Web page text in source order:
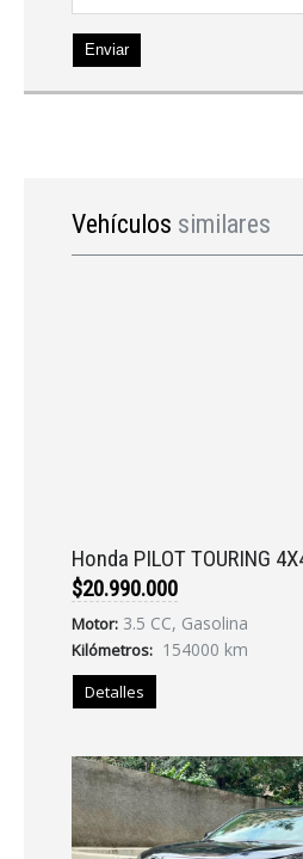
Enviar
Vehículos similares
Honda PILOT TOURING
$20.990.000
Motor: 3.5 CC, Gasolina
Kilómetros: 154000 km
Detalles